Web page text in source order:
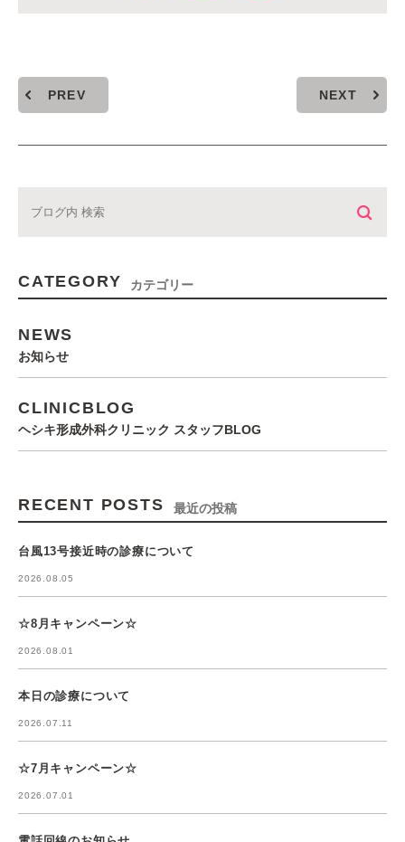
PREV NEXT
CATEGORY カテゴリー
NEWS
お知らせ
CLINICBLOG
ヘシキ形成外科クリニック スタッフBLOG
RECENT POSTS 最近の投稿
台風13号接近時の診療について
2026.08.05
☆8月キャンペーン☆
2026.08.01
本日の診療について
2026.07.11
☆7月キャンペーン☆
2026.07.01